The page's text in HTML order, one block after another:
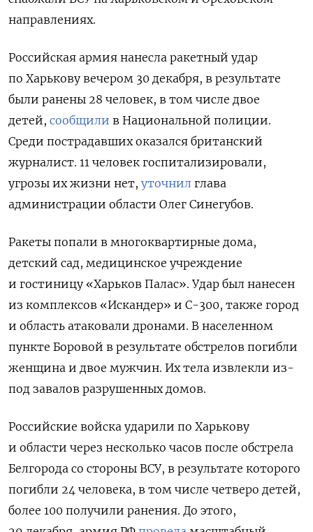
направлениях.
Российская армия нанесла ракетный удар
по Харькову вечером 30 декабря, в результате
были ранены 28 человек, в том числе двое
детей, сообщили в Национальной полиции.
Среди пострадавших оказался британский
журналист. 11 человек госпитализировали,
угрозы их жизни нет, уточнил глава
администрации области Олег Синегубов.
Ракеты попали в многоквартирные дома,
детский сад, медицинское учреждение
и гостиницу «Харьков Палас». Удар был нанесен
из комплексов «Искандер» и С-300, также город
и область атаковали дронами. В населенном
пункте Боровой в результате обстрелов погибли
женщина и двое мужчин. Их тела извлекли из-
под завалов разрушенных домов.
Российские войска ударили по Харькову
и области через несколько часов после обстрела
Белгорода со стороны ВСУ, в результате которого
погибли 24 человека, в том числе четверо детей,
более 100 получили ранения. До этого,